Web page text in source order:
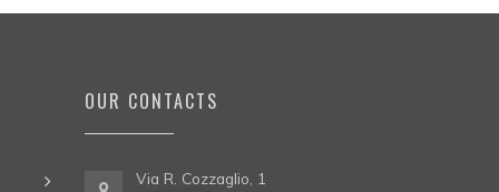
OUR CONTACTS
Via R. Cozzaglio, 1